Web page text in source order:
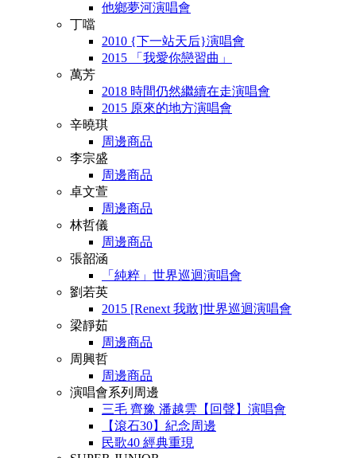
他鄉夢河演唱會
丁噹
2010 {下一站天后}演唱會
2015 「我愛你戀習曲」
萬芳
2018 時間仍然繼續在走演唱會
2015 原來的地方演唱會
辛曉琪
周邊商品
李宗盛
周邊商品
卓文萱
周邊商品
林哲儀
周邊商品
張韶涵
「純粹」世界巡迴演唱會
劉若英
2015 [Renext 我敢]世界巡迴演唱會
梁靜茹
周邊商品
周興哲
周邊商品
演唱會系列周邊
三毛 齊豫 潘越雲【回聲】演唱會
【滾石30】紀念周邊
民歌40 經典重現